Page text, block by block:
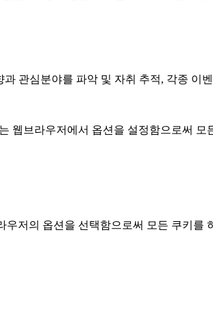
관심분야를 파악 및 자취 추적, 각종 이
웹브라우저에서 옵션을 설정함으로써
저의 옵션을 선택함으로써 모든 쿠키